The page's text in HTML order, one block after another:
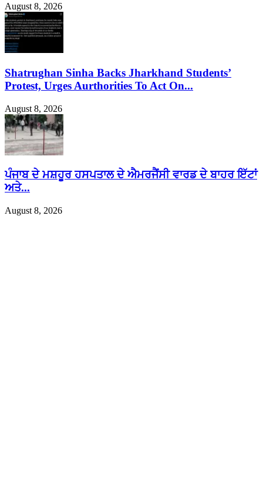
August 8, 2026
Shatrughan Sinha Backs Jharkhand Students’
Protest, Urges Aurthorities To Act On...
August 8, 2026
ਪੰਜਾਬ ਦੇ ਮਸ਼ਹੂਰ ਹਸਪਤਾਲ ਦੇ ਐਮਰਜੈਂਸੀ ਵਾਰਡ ਦੇ ਬਾਹਰ ਇੱਟਾਂ
ਅਤੇ...
August 8, 2026